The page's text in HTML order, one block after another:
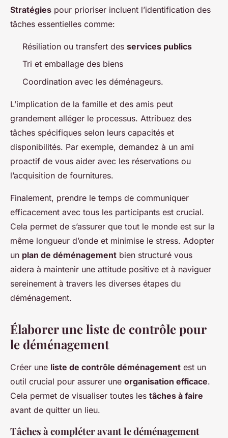
Stratégies pour prioriser incluent l’identification des
tâches essentielles comme:
Résiliation ou transfert des services publics
Tri et emballage des biens
Coordination avec les déménageurs.
L’implication de la famille et des amis peut
grandement alléger le processus. Attribuez des
tâches spécifiques selon leurs capacités et
disponibilités. Par exemple, demandez à un ami
proactif de vous aider avec les réservations ou
l’acquisition de fournitures.
Finalement, prendre le temps de communiquer
efficacement avec tous les participants est crucial.
Cela permet de s’assurer que tout le monde est sur la
même longueur d’onde et minimise le stress. Adopter
un plan de déménagement bien structuré vous
aidera à maintenir une attitude positive et à naviguer
sereinement à travers les diverses étapes du
déménagement.
Élaborer une liste de contrôle pour
le déménagement
Créer une liste de contrôle déménagement est un
outil crucial pour assurer une organisation efficace.
Cela permet de visualiser toutes les tâches à faire
avant de quitter un lieu.
Tâches à compléter avant le déménagement